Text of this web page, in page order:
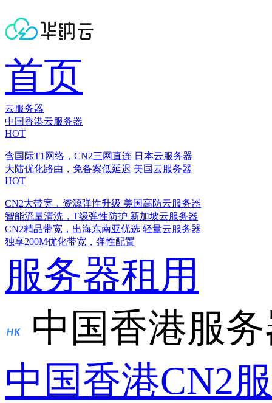
首页
云服务器
中国香港云服务器
HOT
含国际T1网络，CN2三网直连 日本云服务器
大陆优化路由，免备案低延迟 美国云服务器
HOT
CN2大带宽，资源弹性升级 美国高防云服务器
智能流量清洗，T级弹性防护 新加坡云服务器
CN2精品带宽，出海东南亚优选 轻量云服务器
独享200M优化带宽，弹性配置
服务器租用
中国香港服
中国香港CN2